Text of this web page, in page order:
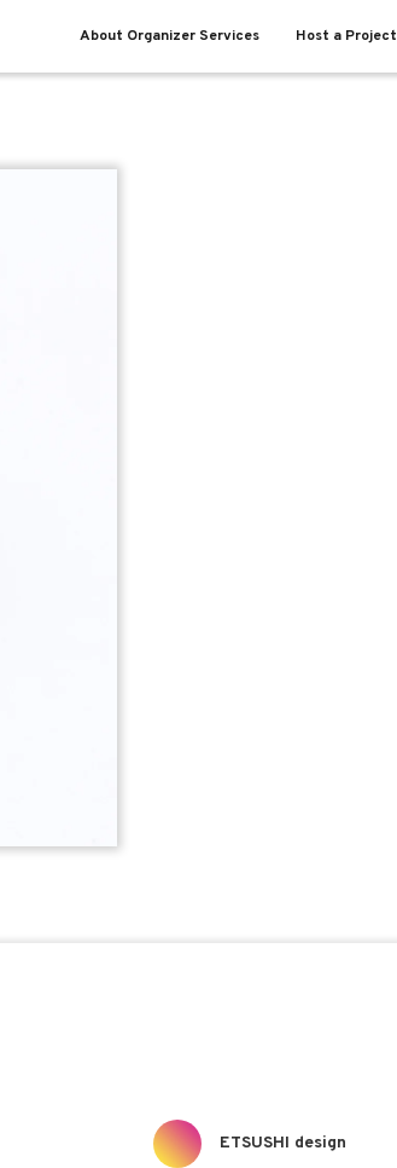
About Organizer Services Host a Project
ETSUSHI design